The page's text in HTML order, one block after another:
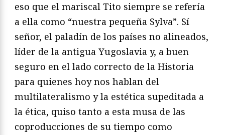
eso que el mariscal Tito siempre se refería
a ella como “nuestra pequeña Sylva”. Sí
señor, el paladín de los países no alineados,
líder de la antigua Yugoslavia y, a buen
seguro en el lado correcto de la Historia
para quienes hoy nos hablan del
multilateralismo y la estética supeditada a
la ética, quiso tanto a esta musa de las
coproducciones de su tiempo como